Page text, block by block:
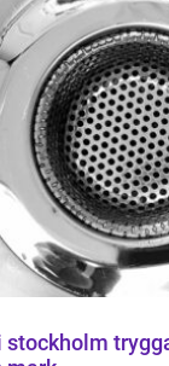
tryggare grund